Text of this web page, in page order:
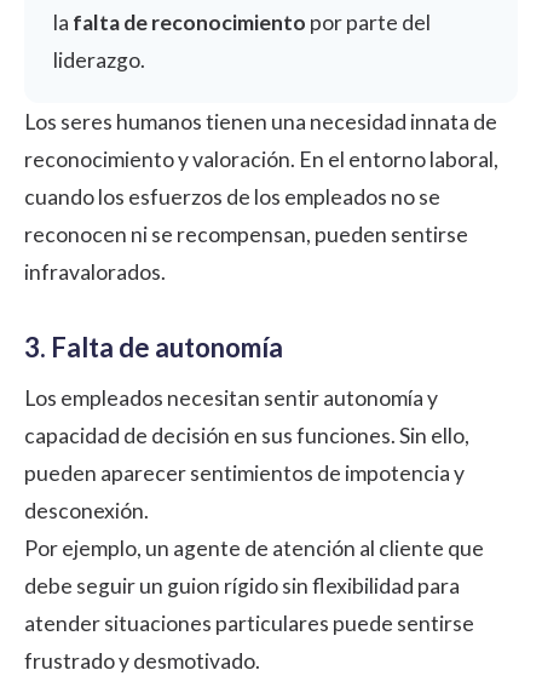
la falta de reconocimiento por parte del
liderazgo.
Los seres humanos tienen una necesidad innata de
reconocimiento y valoración. En el entorno laboral,
cuando los esfuerzos de los empleados no se
reconocen ni se recompensan, pueden sentirse
infravalorados.
3. Falta de autonomía
Los empleados necesitan sentir autonomía y
capacidad de decisión en sus funciones. Sin ello,
pueden aparecer sentimientos de impotencia y
desconexión.
Por ejemplo, un agente de atención al cliente que
debe seguir un guion rígido sin flexibilidad para
atender situaciones particulares puede sentirse
frustrado y desmotivado.